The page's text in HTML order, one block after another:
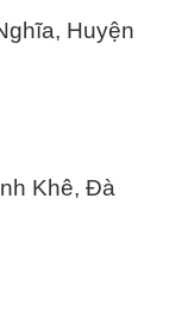
Huyện
Khê, Đà